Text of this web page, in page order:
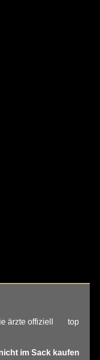
ärzte offiziell top
im Sack kaufen